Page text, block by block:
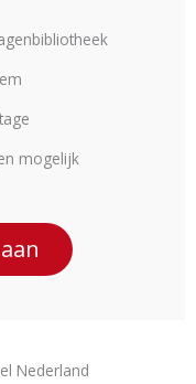
mogelijk
Nederland